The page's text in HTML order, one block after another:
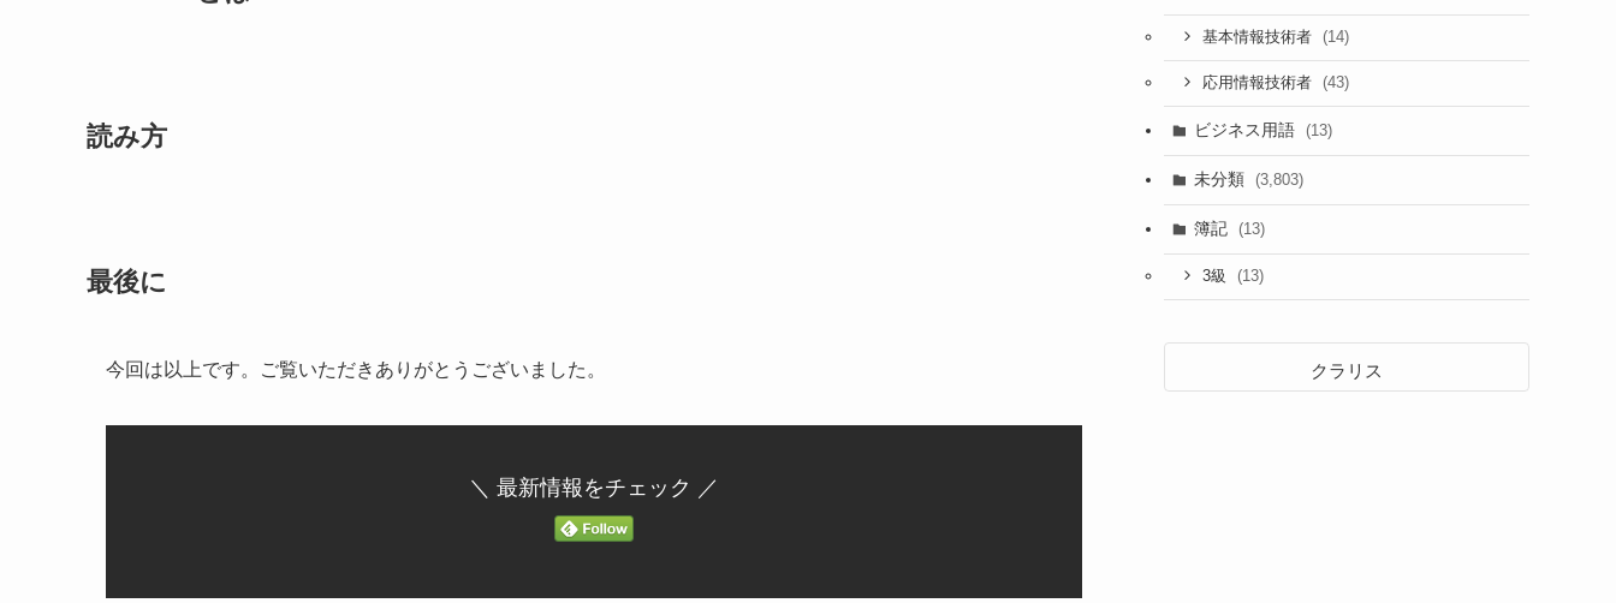
読み方
最後に
今回は以上です。ご覧いただきありがとうございました。
＼ 最新情報をチェック ／
基本情報技術者 (14)
応用情報技術者 (43)
ビジネス用語 (13)
未分類 (3,803)
簿記 (13)
3級 (13)
クラリス